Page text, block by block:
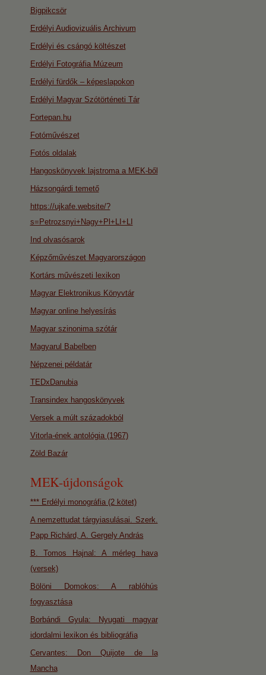
Bigpikcsör
Erdélyi Audiovizuális Archivum
Erdélyi és csángó költészet
Erdélyi Fotográfia Múzeum
Erdélyi fürdők – képeslapokon
Erdélyi Magyar Szótörténeti Tár
Fortepan.hu
Fotóművészet
Fotós oldalak
Hangoskönyvek lajstroma a MEK-ből
Házsongárdi temető
https://ujkafe.website/?
s=Petrozsnyi+Nagy+Pl+LI+LI
Ind olvasósarok
Képzőművészet Magyarországon
Kortárs művészeti lexikon
Magyar Elektronikus Könyvtár
Magyar online helyesírás
Magyar szinonima szótár
Magyarul Babelben
Népzenei példatár
TEDxDanubia
Transindex hangoskönyvek
Versek a múlt századokból
Vitorla-ének antológia (1967)
Zöld Bazár
MEK-újdonságok
*** Erdélyi monográfia (2 kötet)
A nemzettudat tárgyiasulásai. Szerk.
Papp Richárd, A. Gergely András
B. Tomos Hajnal: A mérleg hava
(versek)
Bölöni Domokos: A rablóhús
fogyasztása
Borbándi Gyula: Nyugati magyar
idordalmi lexikon és bibliográfia
Cervantes: Don Quijote de la
Mancha